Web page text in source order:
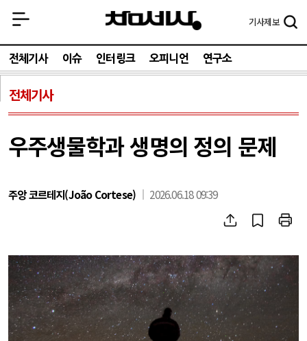
기사제보
전체기사 이슈 인터링크 오피니언 연구소
전체기사
우주생물학과 생명의 정의 문제
주앙 코르테지(João Cortese) 2026.06.18 09:39